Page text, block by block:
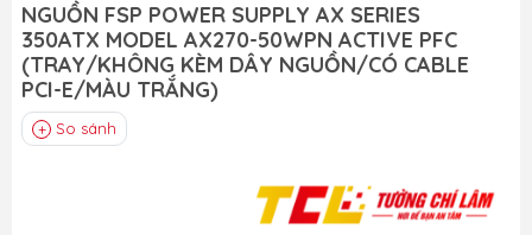
NGUỒN FSP POWER SUPPLY AX SERIES
350ATX MODEL AX270-50WPN ACTIVE PFC
(TRAY/KHÔNG KÈM DÂY NGUỒN/CÓ CABLE
PCI-E/MÀU TRẮNG)
So sánh